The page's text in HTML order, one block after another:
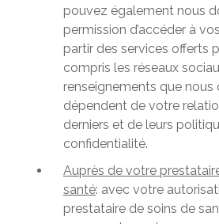
pouvez également nous
permission d’accéder à
partir des services offerts
compris les réseaux
renseignements que nous
dépendent de votre
derniers et de leurs
confidentialité.
Auprès de votre
santé: avec votre
prestataire de soins de